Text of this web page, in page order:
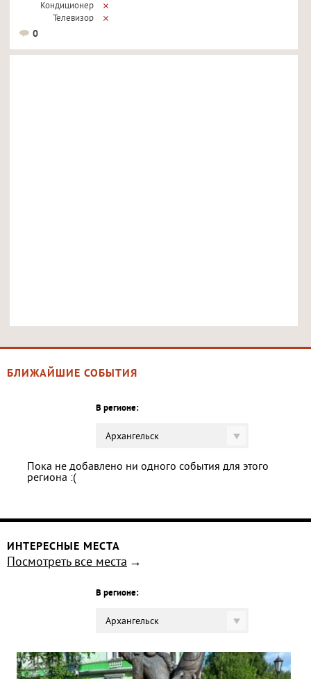
Кондиционер
Телевизор
0
БЛИЖАЙШИЕ СОБЫТИЯ
В регионе:
Архангельск
Пока не добавлено ни одного события для этого
региона :(
ИНТЕРЕСНЫЕ МЕСТА
Посмотреть все места
В регионе:
Архангельск